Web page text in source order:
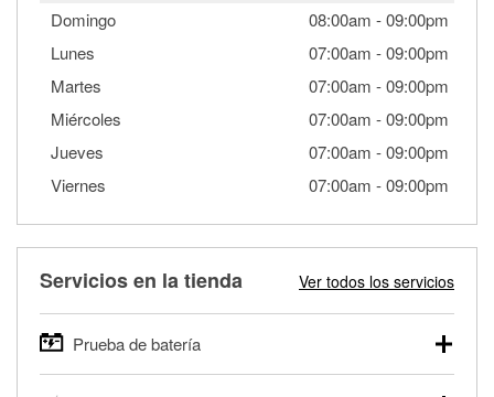
Domingo 08:00am -09:00pm
Lunes
07:00am -09:00pm
Martes
07:00am -09:00pm
Miércoles
07:00am -09:00pm
Jueves
07:00am -09:00pm
Viernes
07:00am -09:00pm
Servicios en la tienda Ver todos los servicios
Prueba de batería